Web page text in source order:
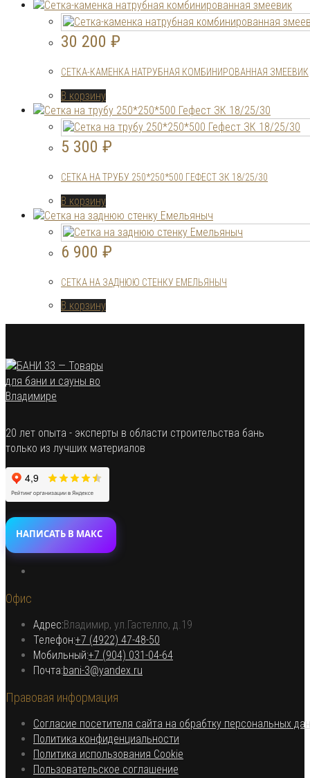
30 200 ₽
СЕТКА-КАМЕНКА НАТРУБНАЯ КОМБИНИРОВАННАЯ ЗМЕЕВИК
В корзину
5 300 ₽
СЕТКА НА ТРУБУ 250*250*500 ГЕФЕСТ ЗК 18/25/30
В корзину
6 900 ₽
СЕТКА НА ЗАДНЮЮ СТЕНКУ ЕМЕЛЬЯНЫЧ
В корзину
20 лет опыта - эксперты в области строительства бань
только из лучших материалов
НАПИСАТЬ В МАКС
Офис
Адрес:Владимир, ул.Гастелло, д.19
Телефон:+7 (4922) 47-48-50
Мобильный:+7 (904) 031-04-64Откроется
Почта:bani-3@yandex.ru
приложении
Правовая информация
Согласие посетителя сайта на обрабтку персональных
Политика конфиденциальности
в
Политика использования Cookie
Пользовательское соглашение